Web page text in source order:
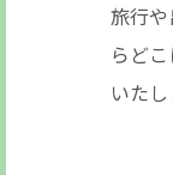
旅行
らど
いたし